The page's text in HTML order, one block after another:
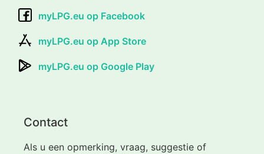
myLPG.eu op Facebook
myLPG.eu op App Store
myLPG.eu op Google Play
Contact
Als u een opmerking, vraag, suggestie of